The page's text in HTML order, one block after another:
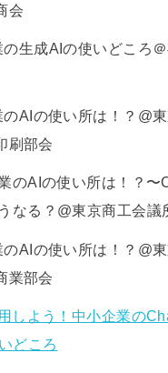
会
生成AIの使いどころ
のAIの使い所は！？@
刷部会
のAIの使い所は！？〜
なる？@東京商工会
のAIの使い所は！？@
業部会
しよう！中小企業の
どころ